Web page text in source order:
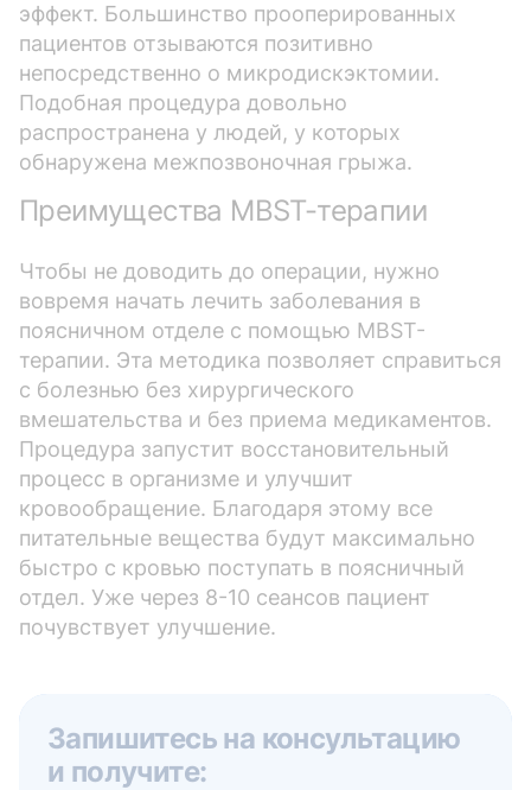
эффект. Большинство прооперированных
пациентов отзываются позитивно
непосредственно о микродискэктомии.
Подобная процедура довольно
распространена у людей, у которых
обнаружена межпозвоночная грыжа.
Преимущества MBST-терапии
Чтобы не доводить до операции, нужно
вовремя начать лечить заболевания в
поясничном отделе с помощью MBST-
терапии. Эта методика позволяет справиться
с болезнью без хирургического
вмешательства и без приема медикаментов.
Процедура запустит восстановительный
процесс в организме и улучшит
кровообращение. Благодаря этому все
питательные вещества будут максимально
быстро с кровью поступать в поясничный
отдел. Уже через 8-10 сеансов пациент
почувствует улучшение.
Запишитесь на консультацию
и получите: